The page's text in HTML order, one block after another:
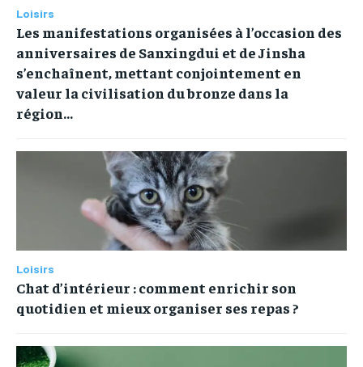
Loisirs
Les manifestations organisées à l’occasion des
anniversaires de Sanxingdui et de Jinsha
s’enchaînent, mettant conjointement en
valeur la civilisation du bronze dans la
région...
Loisirs
Chat d’intérieur : comment enrichir son
quotidien et mieux organiser ses repas ?